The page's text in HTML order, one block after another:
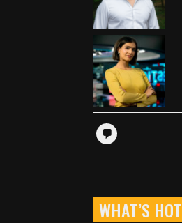
WHAT’S HOT